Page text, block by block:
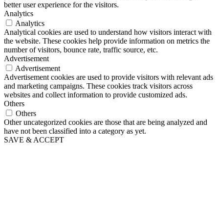
better user experience for the visitors.
Analytics
Analytics
Analytical cookies are used to understand how visitors interact with
the website. These cookies help provide information on metrics the
number of visitors, bounce rate, traffic source, etc.
Advertisement
Advertisement
Advertisement cookies are used to provide visitors with relevant ads
and marketing campaigns. These cookies track visitors across
websites and collect information to provide customized ads.
Others
Others
Other uncategorized cookies are those that are being analyzed and
have not been classified into a category as yet.
SAVE & ACCEPT